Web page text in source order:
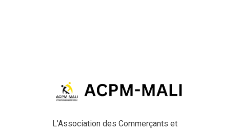
L'Association des Commerçants et